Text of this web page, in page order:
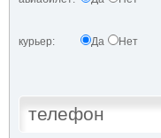
курьер: Да Нет